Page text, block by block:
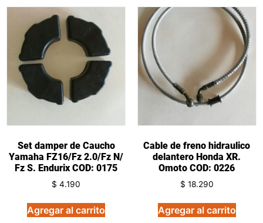
Set damper de Caucho
Yamaha FZ16/Fz 2.0/Fz N/
Fz S. Endurix COD: 0175
$ 4.190
Agregar al carrito
Cable de freno hidraulico
delantero Honda XR.
Omoto COD: 0226
$ 18.290
Agregar al carrito